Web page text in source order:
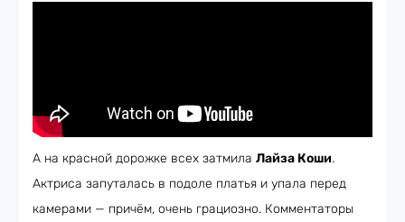
А на красной дорожке всех затмила Лайза Коши.
Актриса запуталась в подоле платья и упала перед
камерами — причём, очень грациозно. Комментаторы